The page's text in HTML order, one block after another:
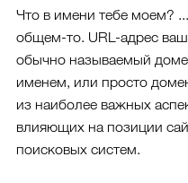
Что в имени тебе моем?
общем-то. URL-адрес
обычно называемый
именем, или просто
из наиболее важных
влияющих на позиции
поисковых систем.